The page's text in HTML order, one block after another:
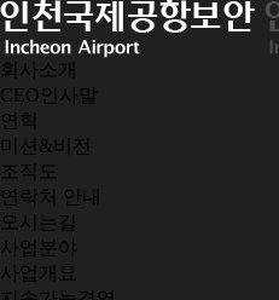
회사소개
CEO인사말
연혁
미션&비전
조직도
연락처 안내
오시는길
사업분야
사업개요